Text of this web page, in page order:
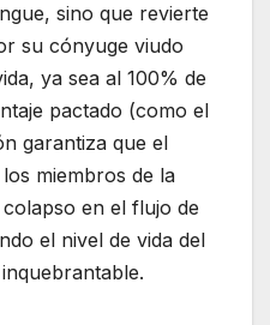
sino que revierte
su cónyuge viudo
ya sea al 100% de
pactado (como el
garantiza que el
miembros de la
en el flujo de
el nivel de vida del